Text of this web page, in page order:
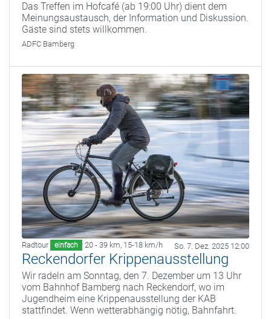
Das Treffen im Hofcafé (ab 19:00 Uhr) dient dem
Meinungsaustausch, der Information und Diskussion.
Gäste sind stets willkommen.
ADFC Bamberg
Radtour einfach 20 - 39 km, 15-18 km/h So. 7. Dez. 2025 12:00
Reckendorfer Krippenausstellung
Wir radeln am Sonntag, den 7. Dezember um 13 Uhr
vom Bahnhof Bamberg nach Reckendorf, wo im
Jugendheim eine Krippenausstellung der KAB
stattfindet. Wenn wetterabhängig nötig, Bahnfahrt.